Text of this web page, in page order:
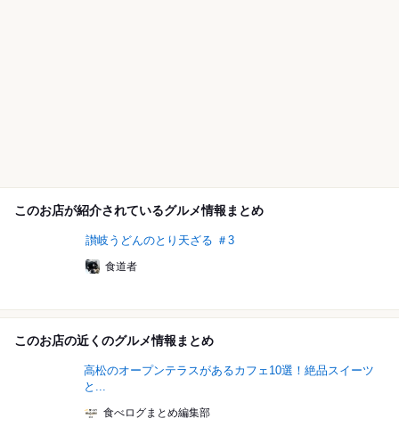
このお店が紹介されているグルメ情報まとめ
讃岐うどんのとり天ざる ＃3
食道者
このお店の近くのグルメ情報まとめ
高松のオープンテラスがあるカフェ10選！絶品スイーツ
と...
食べログまとめ編集部